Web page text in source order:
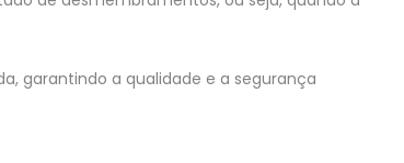
garantindo a qualidade e a segurança